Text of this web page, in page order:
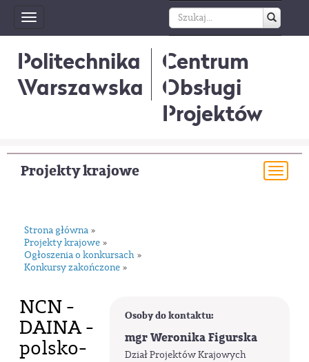
Toggle
navigation
Politechnika
Warszawska
Centrum
Obsługi
Projektów
Projekty krajowe
Strona główna »
Projekty krajowe »
Ogłoszenia o konkursach »
Konkursy zakończone »
Osoby do kontaktu:
mgr Weronika Figurska
Dział Projektów Krajowych
NCN -
DAINA -
polsko-